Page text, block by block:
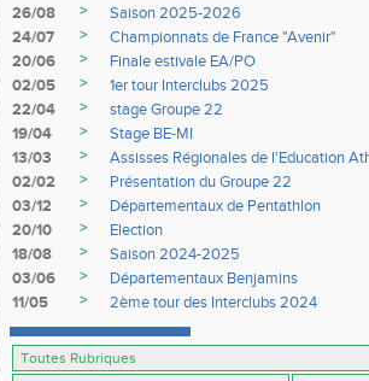
26/08
>
Saison 2025-2026
24/07
>
Championnats de France "Avenir"
20/06
>
Finale estivale EA/PO
02/05
>
1er tour Interclubs 2025
22/04
>
stage Groupe 22
19/04
>
Stage BE-MI
13/03
>
Assisses Régionales de l'Education
02/02
>
Présentation du Groupe 22
03/12
>
Départementaux de Pentathlon
20/10
>
Election
18/08
>
Saison 2024-2025
03/06
>
Départementaux Benjamins
11/05
> 2ème tour des Interclubs 2024